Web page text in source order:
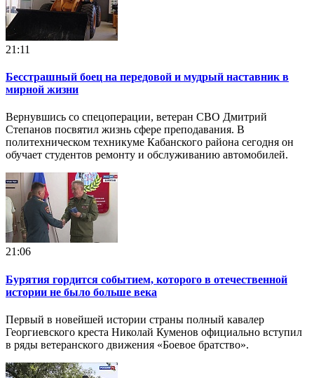
21:11
Бесстрашный боец на передовой и мудрый наставник в
мирной жизни
Вернувшись со спецоперации, ветеран СВО Дмитрий
Степанов посвятил жизнь сфере преподавания. В
политехническом техникуме Кабанского района сегодня он
обучает студентов ремонту и обслуживанию автомобилей.
21:06
Бурятия гордится событием, которого в отечественной
истории не было больше века
Первый в новейшей истории страны полный кавалер
Георгиевского креста Николай Куменов официально вступил
в ряды ветеранского движения «Боевое братство».